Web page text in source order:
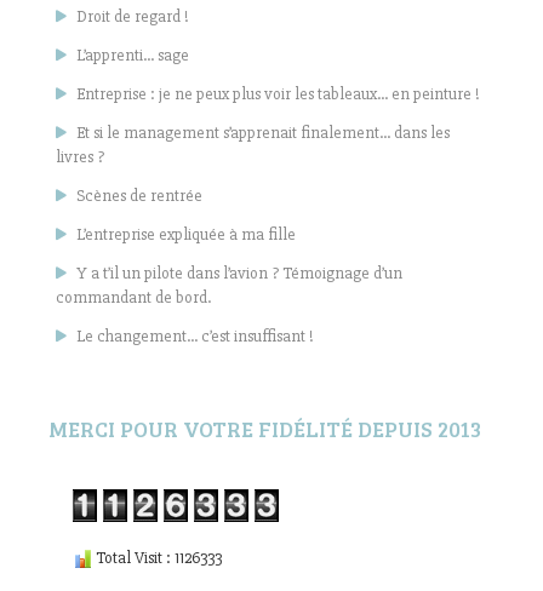
Droit de regard !
L’apprenti… sage
Entreprise : je ne peux plus voir les tableaux… en peinture !
Et si le management s’apprenait finalement… dans les
livres ?
Scènes de rentrée
L’entreprise expliquée à ma fille
Y a t’il un pilote dans l’avion ? Témoignage d’un
commandant de bord.
Le changement… c’est insuffisant !
MERCI POUR VOTRE FIDÉLITÉ DEPUIS 2013
Total Visit : 1126333